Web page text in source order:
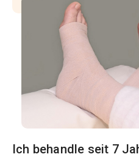
Ich behandle seit 7